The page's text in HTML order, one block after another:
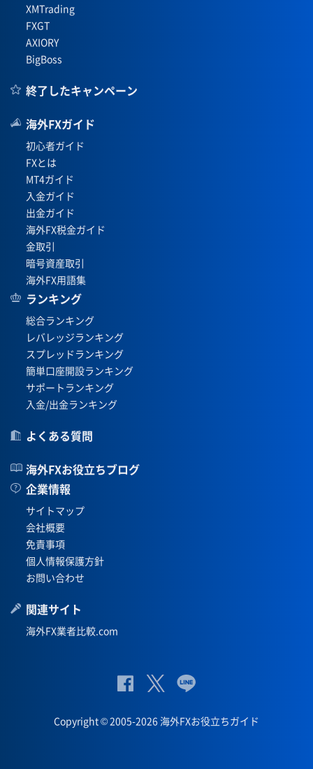
XMTrading
FXGT
AXIORY
BigBoss
終了したキャンペーン
海外FXガイド
初心者ガイド
FXとは
MT4ガイド
入金ガイド
出金ガイド
海外FX税金ガイド
金取引
暗号資産取引
海外FX用語集
ランキング
総合ランキング
レバレッジランキング
スプレッドランキング
簡単口座開設ランキング
サポートランキング
入金/出金ランキング
よくある質問
海外FXお役立ちブログ
企業情報
サイトマップ
会社概要
免責事項
個人情報保護方針
お問い合わせ
関連サイト
海外FX業者比較.com
式
Fac
Twit
ter
式
Lin
Copyright © 2005-2026 海外FXお役立ちガイド